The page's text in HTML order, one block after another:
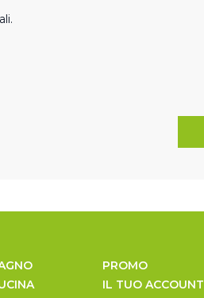
PROMO
IL TUO ACCOUNT